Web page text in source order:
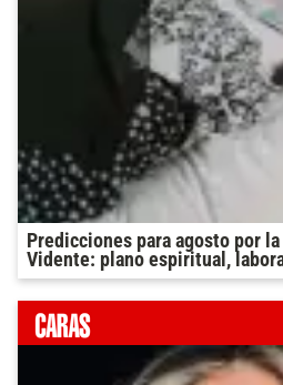
Predicciones para agosto por
Vidente: plano espiritual,